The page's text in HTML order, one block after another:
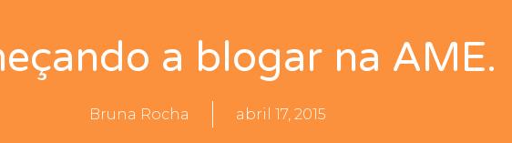
a blogar na AME.
Bruna Rocha abril 17, 2015